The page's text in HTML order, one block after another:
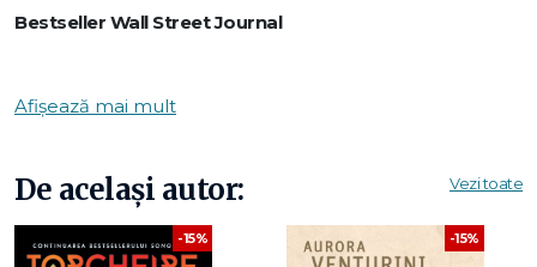
Bestseller Wall Street Journal
Ceva albastru.
Mă aflam într-un magazin cu haine vintage, unde am făcut
o descoperire uluitoare.
Cusut în căptușeala unei fabuloase rochii de mireasă era cel
Afișează mai mult
De același autor: Vezi toate
-15% -15%